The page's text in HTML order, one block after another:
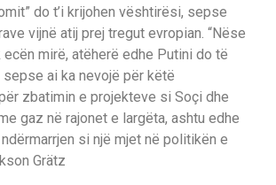
do t’i krijohen vështirësi, sepse
vijnë atij prej tregut evropian. “Nëse
ecën mirë, atëherë edhe Putini do të
ai ka nevojë për këtë
zbatimin e projekteve si Soçi dhe
gaz në rajonet e largëta, ashtu edhe
si një mjet në politikën e
Grätz